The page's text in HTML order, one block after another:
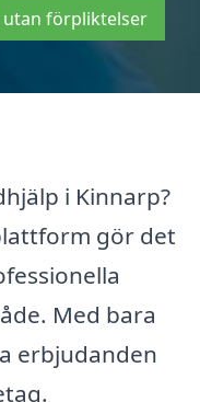
utan förpliktelser
i Kinnarp?
gör det
Med bara
erbjudanden